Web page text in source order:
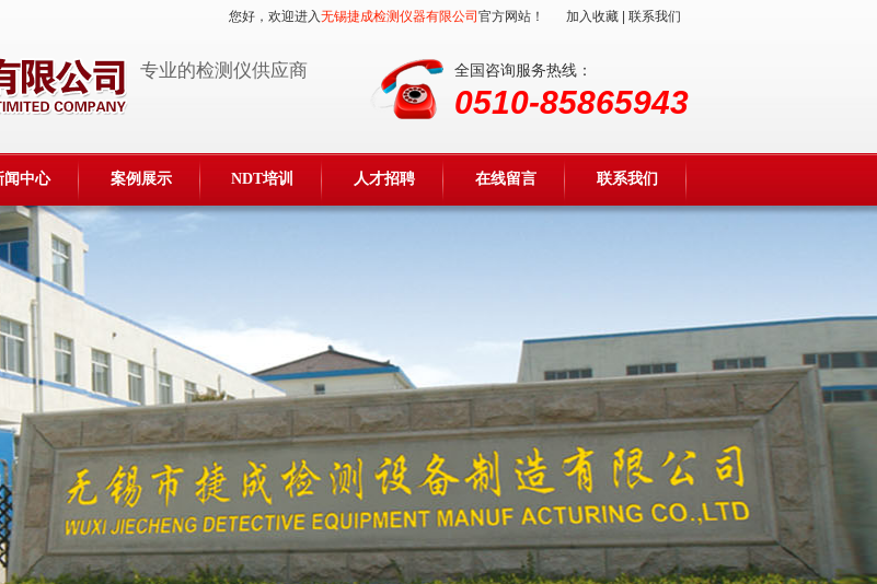
您好，欢迎进入无锡捷成检测仪器有限公司 官方网站！ 加入收藏 联系我们
专业的检测仪供应商 全国咨询服务热线：
0510-85865943
闻中心 案例展示 NDT培训 人才招聘 在线留言 联系我们